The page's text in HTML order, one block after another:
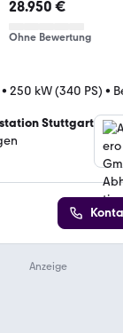
28.950 €
Ohne Bewertung
• 250 kW (340 PS) •
Stuttgart